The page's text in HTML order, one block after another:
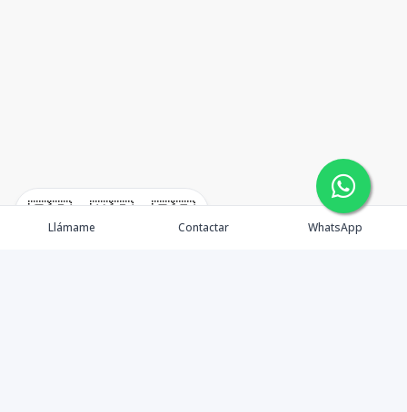
🇪🇸 🇺🇸 🇫🇷
Llámame Contactar WhatsApp